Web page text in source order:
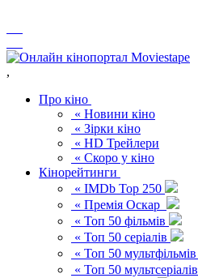
,
Про кіно
« Новини кіно
« Зірки кіно
« HD Трейлери
« Скоро у кіно
Кінорейтинги
« IMDb Top 250
« Премія Оскар
« Топ 50 фільмів
« Топ 50 серіалів
« Топ 50 мультфільмів
« Топ 50 мультсеріалів